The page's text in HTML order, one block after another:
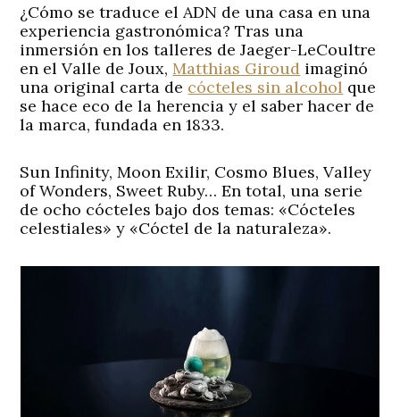
¿Cómo se traduce el ADN de una casa en una
experiencia gastronómica? Tras una
inmersión en los talleres de Jaeger-LeCoultre
en el Valle de Joux,Matthias Giroud imaginó
una original carta de cócteles sin alcohol que
se hace eco de la herencia y el saber hacer de
la marca, fundada en 1833.
Sun Infinity, Moon Exilir, Cosmo Blues, Valley
of Wonders, Sweet Ruby… En total, una serie
de ocho cócteles bajo dos temas: «Cócteles
celestiales» y «Cóctel de la naturaleza».